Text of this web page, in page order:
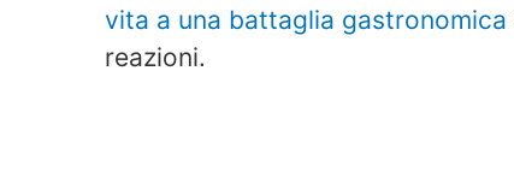
vita a una battaglia gastronomica
reazioni.